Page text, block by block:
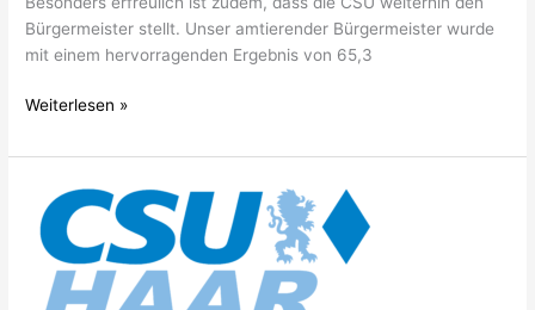
Bürgermeister stellt. Unser amtierender Bürgermeister wurde
mit einem hervorragenden Ergebnis von 65,3
Weiterlesen »
Statement
des
CSU-
Ortsverbands
Haar